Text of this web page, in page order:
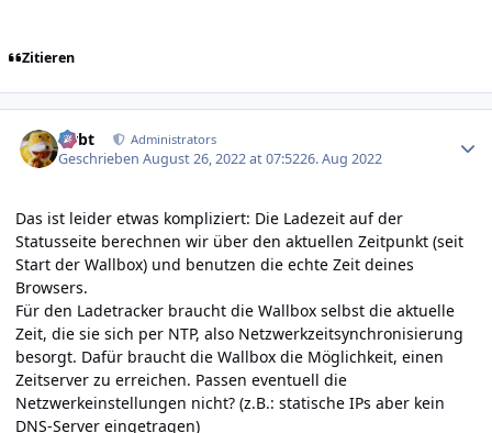
Zitieren
rtrbt Administrators
GeschriebenAugust 26, 2022 at 07:5226. Aug 2022
Das ist leider etwas kompliziert: Die Ladezeit auf der
Statusseite berechnen wir über den aktuellen Zeitpunkt (seit
Start der Wallbox) und benutzen die echte Zeit deines
Browsers.
Für den Ladetracker braucht die Wallbox selbst die aktuelle
Zeit, die sie sich per NTP, also Netzwerkzeitsynchronisierung
besorgt. Dafür braucht die Wallbox die Möglichkeit, einen
Zeitserver zu erreichen. Passen eventuell die
Netzwerkeinstellungen nicht? (z.B.: statische IPs aber kein
DNS-Server eingetragen)